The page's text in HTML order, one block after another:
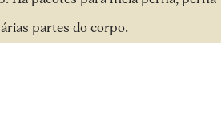
partes do corpo.